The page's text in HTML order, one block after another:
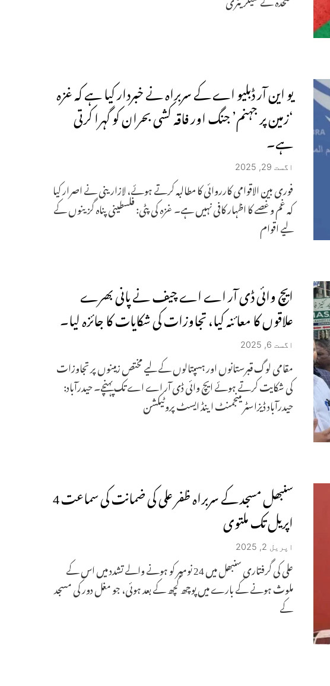
یو این آر ڈبلیو اے کے سربراہ نے خبردار کیا ہے کہ غزہ
‘زمین پر جہنم’ جنگ اور فاقہ کشی بحران کو گہرا کرتی
ہے۔
اگست 29, 2025
فوری بین الاقوامی کارروائی کا مطالبہ کرتے ہوئے، لازارینی نے اصرار کیا
کہ غم و غصے کا اظہار کافی نہیں ہے۔ غزہ کی پٹی: فلسطینی پناہ گزینوں کے
لیے اقوام
ایچ وائی ڈی آر اے اے چیف نے پانی بھرے
علاقوں کا معائنہ کیا، تجاوزات کی شکایات کا جائزہ لیا۔
اگست 6, 2025
مقامی لوگ قبرستانوں اور ہسپتالوں کے لیے مختص زمینوں پر تجاوزات
کی شکایت کرتے ہوئے ایچ وائی ڈی آر اے اے تک پہنچے۔ حیدرآباد:
حیدرآباد ڈیزاسٹر مینجمنٹ اینڈ ایسٹ پروٹیکشن
سنبھل مسجد کے سربراہ ظفر علی کی ضمانت کی سماعت 4
اپریل تک ملتوی
اپریل 2, 2025
علی کی گرفتاری سنبھل میں 24 نومبر کو ہونے والے تشدد میں اس کے
ملوث ہونے کے بارے میں پوچھ گچھ کے بعد ہوئی، جو مغل دور کی مسجد
کے